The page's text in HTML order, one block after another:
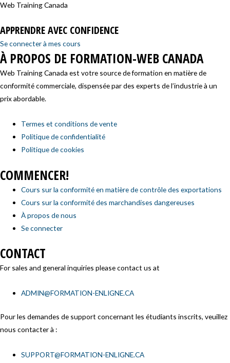
Web Training Canada
APPRENDRE AVEC CONFIDENCE
Se connecter à mes cours
À PROPOS DE FORMATION-WEB CANADA
Web Training Canada est votre source de formation en matière de
conformité commerciale, dispensée par des experts de l’industrie à un
prix abordable.
Termes et conditions de vente
Politique de confidentialité
Politique de cookies
COMMENCER!
Cours sur la conformité en matière de contrôle des exportations
Cours sur la conformité des marchandises dangereuses
À propos de nous
Se connecter
CONTACT
For sales and general inquiries please contact us at
ADMIN@FORMATION-ENLIGNE.CA
Pour les demandes de support concernant les étudiants inscrits, veuillez
nous contacter à :
SUPPORT@FORMATION-ENLIGNE.CA